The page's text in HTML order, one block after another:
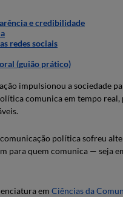
e credibilidade
redes sociais
(guião prático)
impulsionou a sociedade
comunica em tempo
política sofreu
para quem comunica — seja
em Ciências da